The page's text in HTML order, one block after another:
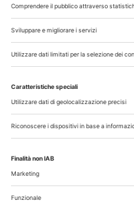
Contatti
Note Legali
Privacy
©2026 Edra S.p.a |
| Tel. 02/881841 | Sede
Registrazione
5/05/2022